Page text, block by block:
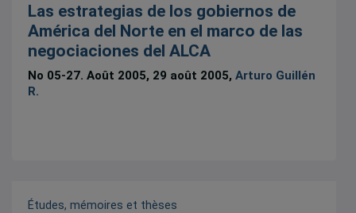
Las estrategias de los gobiernos de
América del Norte en el marco de las
negociaciones del ALCA
No 05-27. Août 2005, 29 août 2005,Arturo Guillén
R.
Études, mémoires et thèses